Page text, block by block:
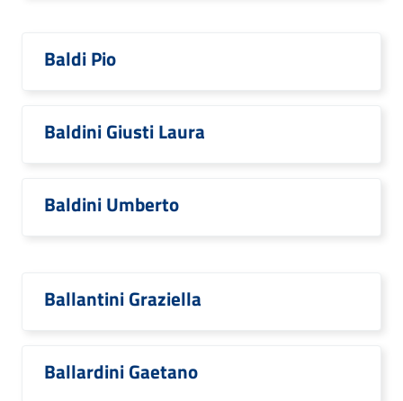
Baldi Pio
Baldini Giusti Laura
Baldini Umberto
Ballantini Graziella
Ballardini Gaetano